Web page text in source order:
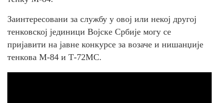
Заинтересовани за службу у овој или некој другој
тенковској јединици Војске Србије могу се
пријавити на јавне конкурсе за возаче и нишанџије
тенкова М-84 и Т-72МС.